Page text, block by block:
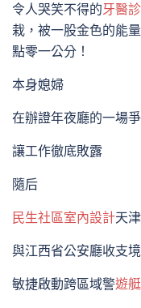
令人哭笑不得的牙醫
栽，被一股金色的能
點零一公分！
本身媳婦
在辦證年夜廳的一場
讓工作徹底敗露
隨后
民生社區室內設計天
與江西省公安廳收支
敏捷啟動跨區域警遊